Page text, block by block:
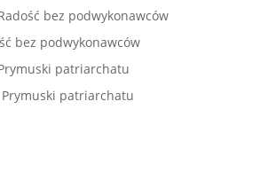
bez podwykonawców
bez podwykonawców
patriarchatu
Prymuski patriarchatu